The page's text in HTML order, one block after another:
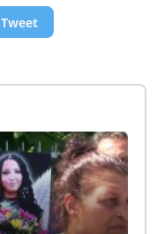
Tweet